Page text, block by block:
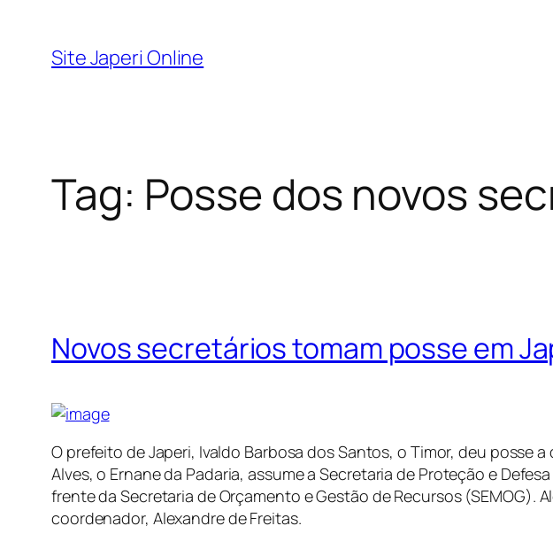
Site Japeri Online
Tag: Posse dos novos
Novos secretários tomam posse em
O prefeito de Japeri, Ivaldo Barbosa dos Santos, o Timor, deu posse
Alves, o Ernane da Padaria, assume a Secretaria de Proteção e
frente da Secretaria de Orçamento e Gestão de Recursos (SEMOG).
coordenador, Alexandre de Freitas.